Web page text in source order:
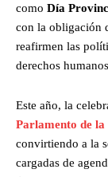
como Día
con la obligación
reafirmen las
derechos
Este año, la
Parlamento de
convirtiendo a la
cargadas de